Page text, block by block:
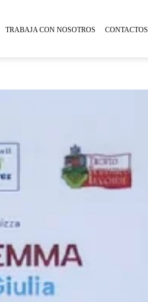
TRABAJA CON NOSOTROS CONTACTOS